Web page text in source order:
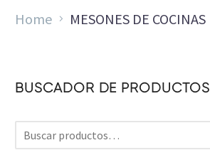
Home MESONES DE COCINAS
BUSCADOR DE PRODUCTOS